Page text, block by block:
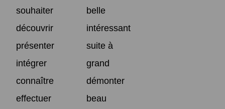
souhaiter
belle
découvrir
intéressant
présenter
suite à
intégrer
grand
connaître
démonter
effectuer
beau